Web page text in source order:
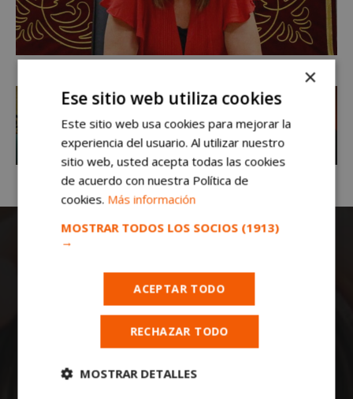
Todas las noticias de Móstoles en
mostoleshoy.com. Mantente informado de
toda la actualidad, noticias, eventos, ocio y
×
Ese sitio web utiliza cookies
Este sitio web usa cookies para mejorar la
experiencia del usuario. Al utilizar nuestro
sitio web, usted acepta todas las cookies
de acuerdo con nuestra Política de
cookies. Más información
MOSTRAR TODOS LOS SOCIOS (1913)
→
ACEPTAR TODO
RECHAZAR TODO
MOSTRAR DETALLES